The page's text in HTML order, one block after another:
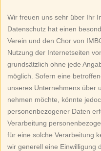
Wir freuen uns sehr über Ihr
Datenschutz hat einen
Verein und den Chor von
Nutzung der Internetseiten
grundsätzlich ohne jede
möglich. Sofern eine
unseres Unternehmens über
nehmen möchte, könnte
personenbezogener Daten
Verarbeitung
für eine solche Verarbeitung
wir generell eine Einwilligung